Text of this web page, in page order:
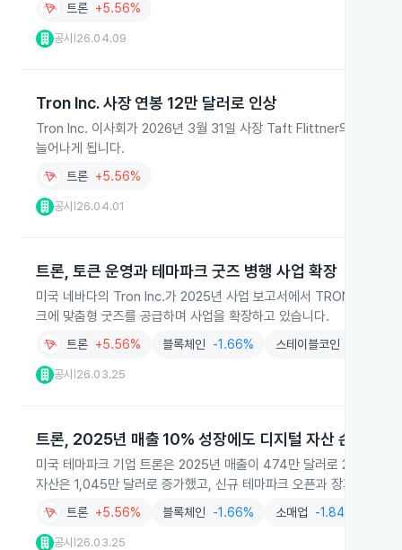
트론 +5.56%
공시 26.04.09
Tron Inc. 사장 연봉 12만 달러로 인상
Tron Inc. 이사회가 2026년 3월 31일 사장 Taft Flittner의 연봉을
늘어나게 됩니다.
트론 +5.56%
공시 26.04.01
트론, 토큰 운영과 테마파크 굿즈 병행 사업 확장
미국 네바다의 Tron Inc.가 2025년 사업 보고서에서 TRON 토큰 운
크에 맞춤형 굿즈를 공급하며 사업을 확장하고 있습니다.
트론 +5.56% 블록체인 -1.66% 스테이블코인
공시 26.03.25
트론, 2025년 매출 10% 성장에도 디지털 자산 손실 확대
미국 테마파크 기업 트론은 2025년 매출이 474만 달러로 2024년보
자산은 1,045만 달러로 증가했고, 신규 테마파크 오픈과 장기 성장 전
트론 +5.56% 블록체인 -1.66% 소매업 -1.84%
공시 26.03.25